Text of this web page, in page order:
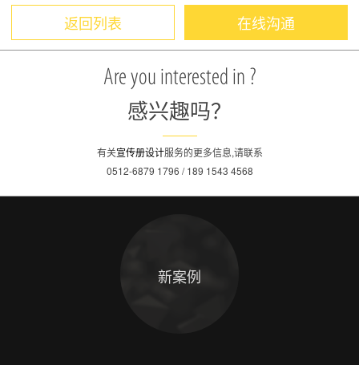
返回列表 在线沟通
Are you interested in ?
感兴趣吗？
有关宣传册设计服务的更多信息,请联系
0512-6879 1796 / 189 1543 4568
新案例